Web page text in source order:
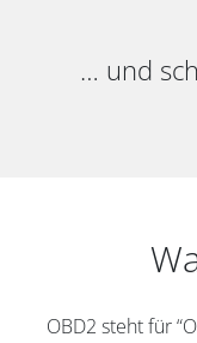
… und
OBD2 steht für